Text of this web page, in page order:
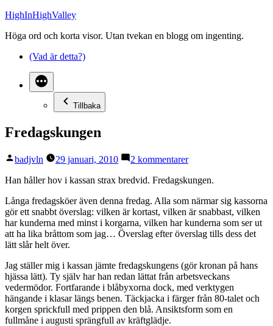
Hoppa
innehåll
HighInHighValley
Höga ord och korta visor. Utan tvekan en blogg om ingenting.
(Vad är detta?)
Tillbaka
Fredagskungen
Publicerat
badjvln 29 januari, 2010 2 kommentarertill
Han håller hov i kassan strax bredvid. Fredagskungen.
Långa fredagsköer även denna fredag. Alla som närmar sig kassorna
gör ett snabbt överslag: vilken är kortast, vilken är snabbast, vilken
har kunderna med minst i korgarna, vilken har kunderna som ser ut
att ha lika bråttom som jag… Överslag efter överslag tills dess det
lätt slår helt över.
Jag ställer mig i kassan jämte fredagskungens (gör kronan på hans
hjässa lätt). Ty själv har han redan lättat från arbetsveckans
vedermödor. Fortfarande i blåbyxorna dock, med verktygen
hängande i klasar längs benen. Täckjacka i färger från 80-talet och
korgen sprickfull med prippen den blå. Ansiktsform som en
fullmåne i augusti sprängfull av kräftglädje.